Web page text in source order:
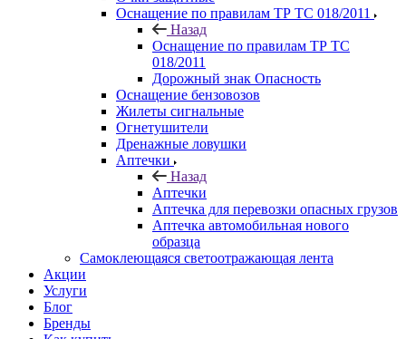
Оснащение по правилам ТР ТС 018/2011
Назад
Оснащение по правилам ТР ТС
018/2011
Дорожный знак Опасность
Оснащение бензовозов
Жилеты сигнальные
Огнетушители
Дренажные ловушки
Аптечки
Назад
Аптечки
Аптечка для перевозки опасных грузов
Аптечка автомобильная нового
образца
Самоклеющаяся светоотражающая лента
Акции
Услуги
Блог
Бренды